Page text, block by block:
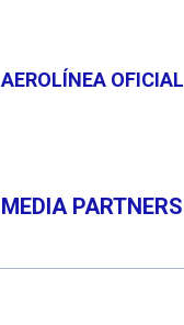
AEROLÍNEA OFICIAL
MEDIA PARTNERS